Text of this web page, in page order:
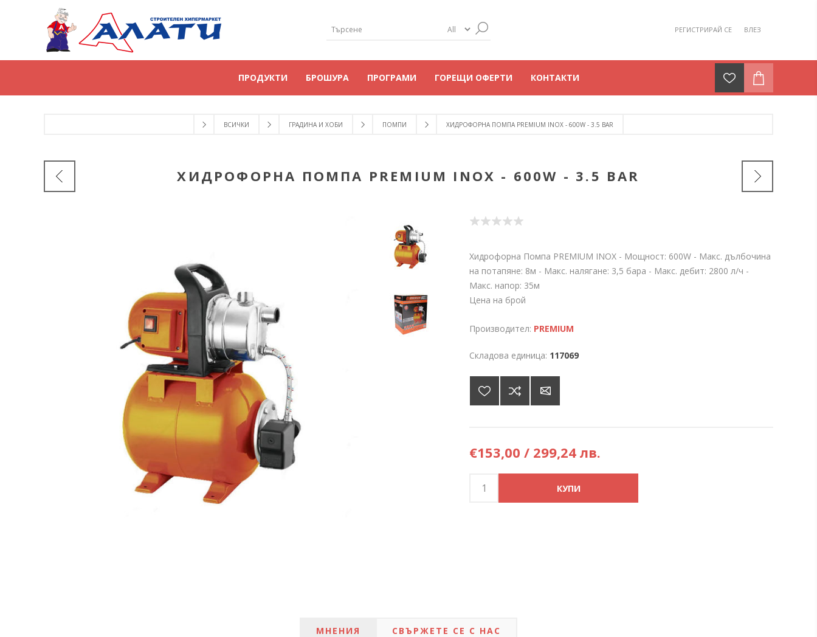
РЕГИСТРИРАЙ СЕ ВЛЕЗ
ПРОДУКТИ БРОШУРА ПРОГРАМИ ГОРЕЩИ ОФЕРТИ КОНТАКТИ
ВСИЧКИ ГРАДИНА И ХОБИ ПОМПИ ХИДРОФОРНА ПОМПА PREMIUM INOX - 600W - 3.5 BAR
ХИДРОФОРНА ПОМПА PREMIUM INOX - 600W - 3.5 BAR
Хидрофорна Помпа PREMIUM INOX - Мощност: 600W - Макс. дълбочина
на потапяне: 8м - Макс. налягане: 3,5 бара - Макс. дебит: 2800 л/ч -
Макс. напор: 35м
Цена на брой
Производител: PREMIUM
Складова единица: 117069
€153,00 / 299,24 лв.
МНЕНИЯ СВЪРЖЕТЕ СЕ С НАС